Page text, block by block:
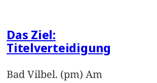
Das Ziel:
Titelverteidigung
Bad Vilbel. (pm) Am